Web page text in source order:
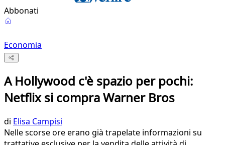
Abbonati
Economia
A Hollywood c'è spazio per pochi:
Netflix si compra Warner Bros
di Elisa Campisi
Nelle scorse ore erano già trapelate informazioni su